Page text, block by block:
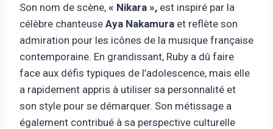
Son nom de scène, « Nikara », est inspiré par la
célèbre chanteuse Aya Nakamura et reflète son
admiration pour les icônes de la musique française
contemporaine. En grandissant, Ruby a dû faire
face aux défis typiques de l’adolescence, mais elle
a rapidement appris à utiliser sa personnalité et
son style pour se démarquer. Son métissage a
également contribué à sa perspective culturelle